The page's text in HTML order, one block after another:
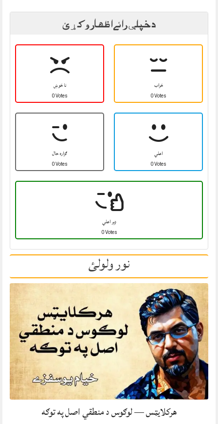
د خپلې رائے اظهار وکړئ
نا خوښ
0 Votes
خراب
0 Votes
ګزاره حال
0 Votes
اعلي
0 Votes
ډېر اعلي
0 Votes
نور ولولئ
هرکلایټس — لوګوس د منطقي اصل په توګه